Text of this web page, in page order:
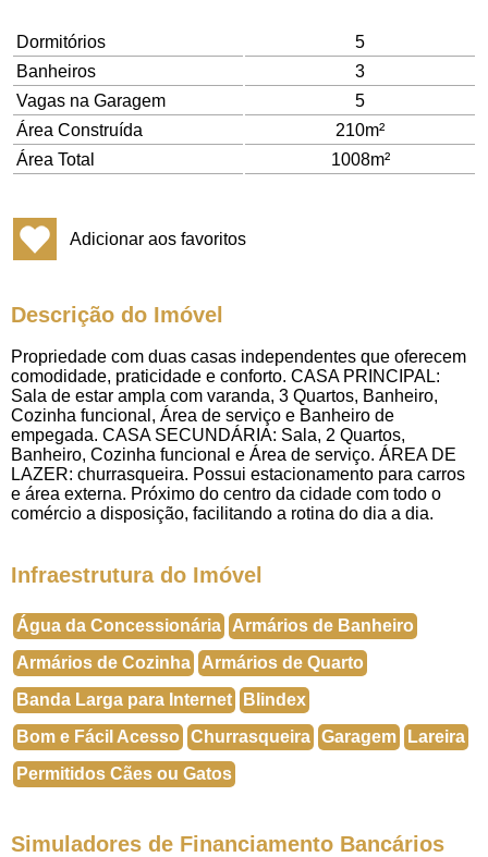
Dormitórios
5
Banheiros
3
Vagas na Garagem
5
Área Construída
210m²
Área Total
1008m²
Adicionar aos favoritos
Descrição do Imóvel
Propriedade com duas casas independentes que oferecem
comodidade, praticidade e conforto. CASA PRINCIPAL:
Sala de estar ampla com varanda, 3 Quartos, Banheiro,
Cozinha funcional, Área de serviço e Banheiro de
empegada. CASA SECUNDÁRIA: Sala, 2 Quartos,
Banheiro, Cozinha funcional e Área de serviço. ÁREA DE
LAZER: churrasqueira. Possui estacionamento para carros
e área externa. Próximo do centro da cidade com todo o
comércio a disposição, facilitando a rotina do dia a dia.
Infraestrutura do Imóvel
Água da Concessionária
Armários de Banheiro
Armários de Cozinha
Armários de Quarto
Banda Larga para Internet
Blindex
Bom e Fácil Acesso Churrasqueira Garagem
Lareira
Permitidos Cães ou Gatos
Simuladores de Financiamento Bancários